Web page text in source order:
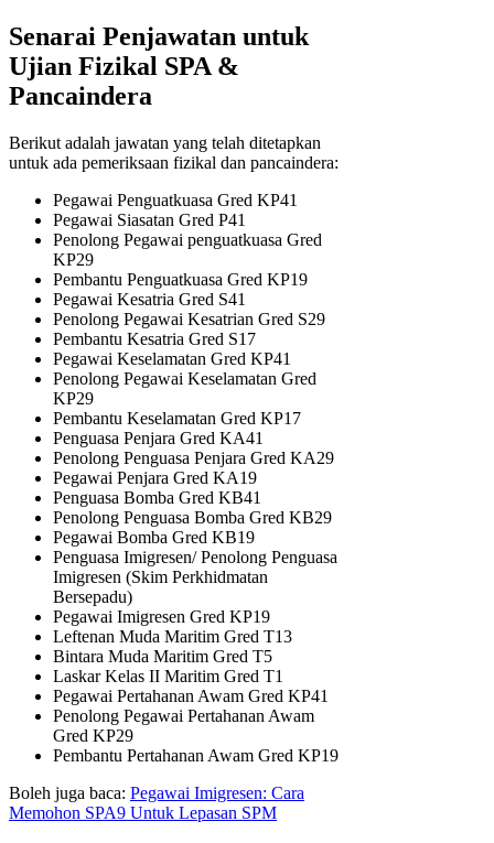
Senarai Penjawatan untuk
Ujian Fizikal SPA &
Pancaindera
Berikut adalah jawatan yang telah ditetapkan
untuk ada pemeriksaan fizikal dan pancaindera:
Pegawai Penguatkuasa Gred KP41
Pegawai Siasatan Gred P41
Penolong Pegawai penguatkuasa Gred
KP29
Pembantu Penguatkuasa Gred KP19
Pegawai Kesatria Gred S41
Penolong Pegawai Kesatrian Gred S29
Pembantu Kesatria Gred S17
Pegawai Keselamatan Gred KP41
Penolong Pegawai Keselamatan Gred
KP29
Pembantu Keselamatan Gred KP17
Penguasa Penjara Gred KA41
Penolong Penguasa Penjara Gred KA29
Pegawai Penjara Gred KA19
Penguasa Bomba Gred KB41
Penolong Penguasa Bomba Gred KB29
Pegawai Bomba Gred KB19
Penguasa Imigresen/ Penolong Penguasa
Imigresen (Skim Perkhidmatan
Bersepadu)
Pegawai Imigresen Gred KP19
Leftenan Muda Maritim Gred T13
Bintara Muda Maritim Gred T5
Laskar Kelas II Maritim Gred T1
Pegawai Pertahanan Awam Gred KP41
Penolong Pegawai Pertahanan Awam
Gred KP29
Pembantu Pertahanan Awam Gred KP19
Boleh juga baca: Pegawai Imigresen: Cara
Memohon SPA9 Untuk Lepasan SPM